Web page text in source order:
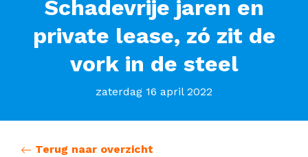
Schadevrije jaren en
private lease, zó zit de
vork in de steel
zaterdag 16 april 2022
Terug naar overzicht